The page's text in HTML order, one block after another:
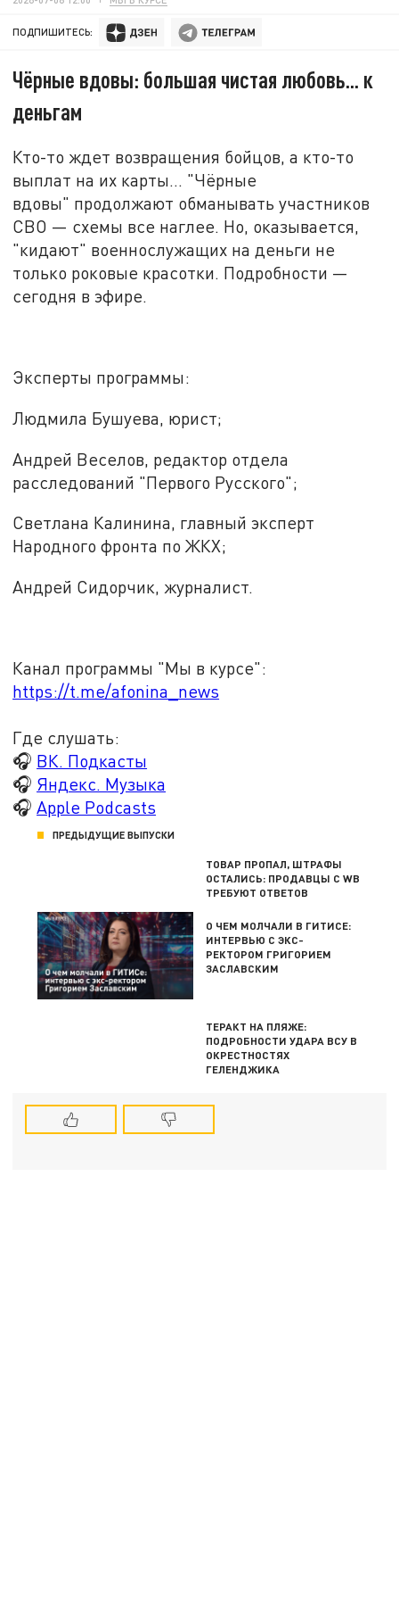
ПОДПИШИТЕСЬ:
Чёрные вдовы: большая чистая любовь... к
деньгам
Кто-то ждет возвращения бойцов, а кто-то
выплат на их карты... "Чёрные
вдовы" продолжают обманывать участников
СВО — схемы все наглее. Но, оказывается,
"кидают" военнослужащих на деньги не
только роковые красотки. Подробности —
сегодня в эфире.
Эксперты программы:
Людмила Бушуева, юрист;
Андрей Веселов, редактор отдела
расследований "Первого Русского";
Светлана Калинина, главный эксперт
Народного фронта по ЖКХ;
Андрей Сидорчик, журналист.
Канал программы "Мы в курсе":
https://t.me/afonina_news
Где слушать:
🎧 ВК. Подкасты
🎧 Яндекс. Музыка
🎧Apple Podcasts
ПРЕДЫДУЩИЕ ВЫПУСКИ
ТОВАР ПРОПАЛ, ШТРАФЫ
ОСТАЛИСЬ: ПРОДАВЦЫ С WB
ТРЕБУЮТ ОТВЕТОВ
О ЧЕМ МОЛЧАЛИ В ГИТИСЕ:
ИНТЕРВЬЮ С ЭКС-
РЕКТОРОМ ГРИГОРИЕМ
ЗАСЛАВСКИМ
ТЕРАКТ НА ПЛЯЖЕ:
ПОДРОБНОСТИ УДАРА ВСУ В
ОКРЕСТНОСТЯХ
ГЕЛЕНДЖИКА